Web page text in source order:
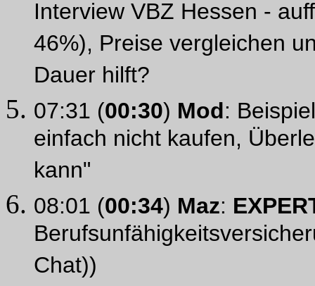
Interview VBZ Hessen -
46%), Preise vergleichen
Dauer hilft?
07:31 (00:30) Mod:
einfach nicht kaufen,
kann"
08:01 (00:34) Maz:
Chat))